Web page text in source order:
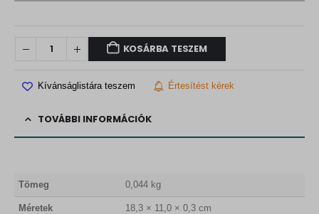
KOSÁRBA TESZEM
Kívánságlistára teszem Értesítést kérek
TOVÁBBI INFORMÁCIÓK
Tömeg 0,044 kg
Méretek 18,3 × 11,0 × 0,3 cm